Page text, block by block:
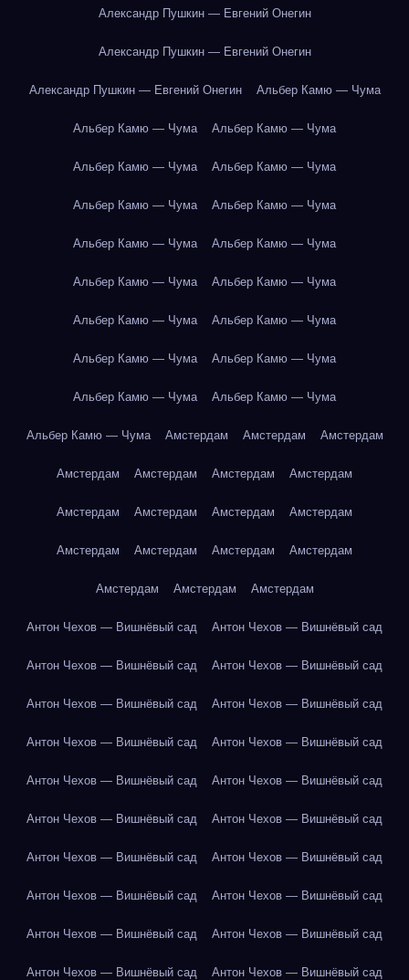
Александр Пушкин — Евгений Онегин
Александр Пушкин — Евгений Онегин
Александр Пушкин — Евгений Онегин Альбер Камю — Чума
Альбер Камю — Чума Альбер Камю — Чума
Альбер Камю — Чума Альбер Камю — Чума
Альбер Камю — Чума Альбер Камю — Чума
Альбер Камю — Чума Альбер Камю — Чума
Альбер Камю — Чума Альбер Камю — Чума
Альбер Камю — Чума Альбер Камю — Чума
Альбер Камю — Чума Альбер Камю — Чума
Альбер Камю — Чума Альбер Камю — Чума
Альбер Камю — Чума Амстердам Амстердам Амстердам
Амстердам Амстердам Амстердам Амстердам
Амстердам Амстердам Амстердам Амстердам
Амстердам Амстердам Амстердам Амстердам
Амстердам Амстердам Амстердам
Антон Чехов — Вишнёвый сад Антон Чехов — Вишнёвый сад
Антон Чехов — Вишнёвый сад Антон Чехов — Вишнёвый сад
Антон Чехов — Вишнёвый сад Антон Чехов — Вишнёвый сад
Антон Чехов — Вишнёвый сад Антон Чехов — Вишнёвый сад
Антон Чехов — Вишнёвый сад Антон Чехов — Вишнёвый сад
Антон Чехов — Вишнёвый сад Антон Чехов — Вишнёвый сад
Антон Чехов — Вишнёвый сад Антон Чехов — Вишнёвый сад
Антон Чехов — Вишнёвый сад Антон Чехов — Вишнёвый сад
Антон Чехов — Вишнёвый сад Антон Чехов — Вишнёвый сад
Антон Чехов — Вишнёвый сад Антон Чехов — Вишнёвый сад